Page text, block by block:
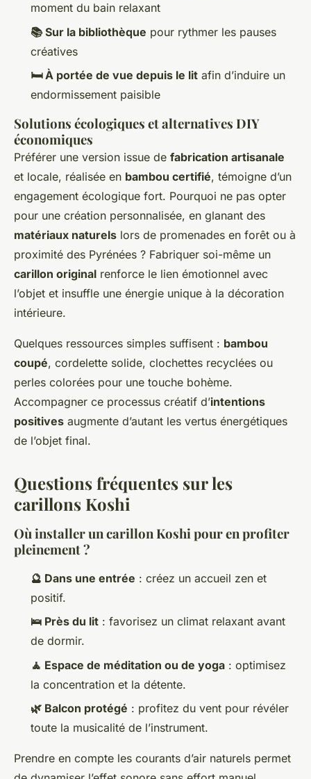
moment du bain relaxant
📚 Sur la bibliothèque pour rythmer les pauses
créatives
🛏️ À portée de vue depuis le lit afin d’induire un
endormissement paisible
Solutions écologiques et alternatives DIY
économiques
Préférer une version issue de fabrication artisanale
et locale, réalisée en bambou certifié, témoigne d’un
engagement écologique fort. Pourquoi ne pas opter
pour une création personnalisée, en glanant des
matériaux naturels lors de promenades en forêt ou à
proximité des Pyrénées ? Fabriquer soi-même un
carillon original renforce le lien émotionnel avec
l’objet et insuffle une énergie unique à la décoration
intérieure.
Quelques ressources simples suffisent : bambou
coupé, cordelette solide, clochettes recyclées ou
perles colorées pour une touche bohème.
Accompagner ce processus créatif d’intentions
positives augmente d’autant les vertus énergétiques
de l’objet final.
Questions fréquentes sur les
carillons Koshi
Où installer un carillon Koshi pour en profiter
pleinement ?
🔮 Dans une entrée : créez un accueil zen et
positif.
🛌 Près du lit : favorisez un climat relaxant avant
de dormir.
🧘 Espace de méditation ou de yoga : optimisez
la concentration et la détente.
🌿 Balcon protégé : profitez du vent pour révéler
toute la musicalité de l’instrument.
Prendre en compte les courants d’air naturels permet